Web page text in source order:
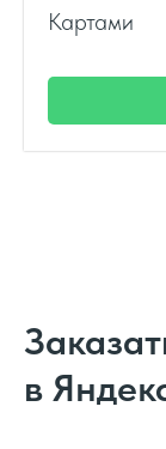
Картами
в